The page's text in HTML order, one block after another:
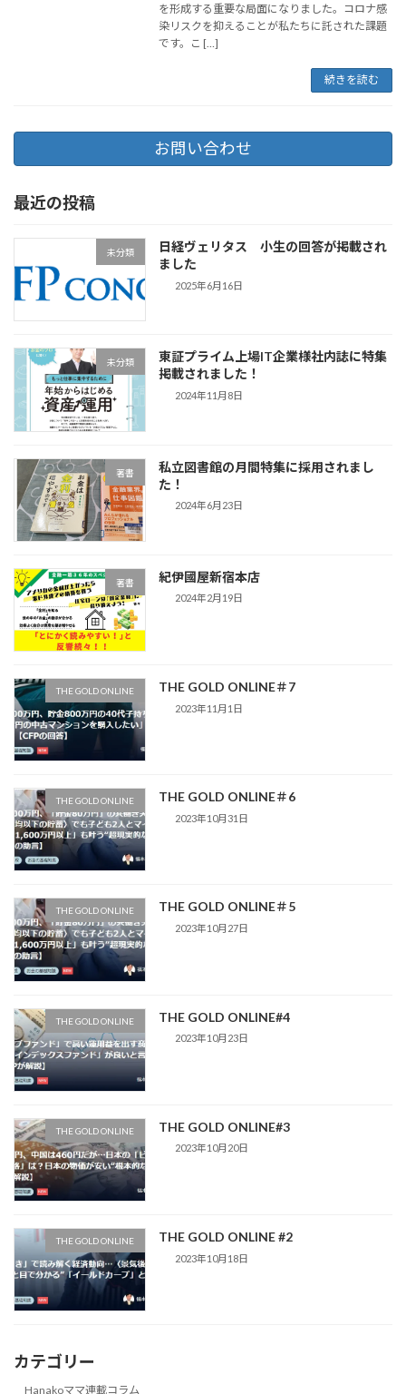
を形成する重要な局面になりました。コロナ感
染リスクを抑えることが私たちに託された課題
です。こ […]
続きを読む
お問い合わせ
最近の投稿
未分類
日経ヴェリタス 小生の回答が掲載され
ました
2025年6月16日
未分類
東証プライム上場IT企業様社内誌に特集
掲載されました！
2024年11月8日
著書
私立図書館の月間特集に採用されまし
た！
2024年6月23日
著書 紀伊國屋新宿本店
2024年2月19日
THE GOLD ONLINE THE GOLD ONLINE＃7
2023年11月1日
THE GOLD ONLINE THE GOLD ONLINE＃6
2023年10月31日
THE GOLD ONLINE THE GOLD ONLINE＃5
2023年10月27日
THE GOLD ONLINE THE GOLD ONLINE#4
2023年10月23日
THE GOLD ONLINE THE GOLD ONLINE#3
2023年10月20日
THE GOLD ONLINE THE GOLD ONLINE #2
2023年10月18日
カテゴリー
Hanakoママ連載コラム